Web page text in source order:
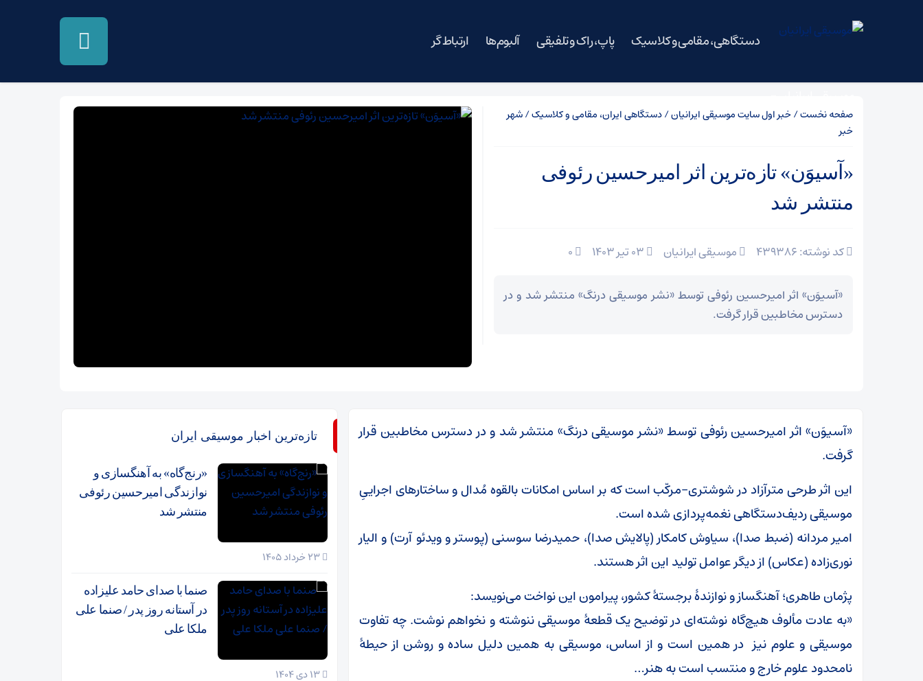
دستگاهی، مقامی و کلاسیک پاپ، راک و تلفیقی آلبوم‌ها ارتباط گر
صفحه نخست/خبر اول سایت موسیقی ایرانیان/دستگاهی ایران، مقامی و کلاسیک/شهر
خبر
«آسیوَن» تازه‌ترین اثر امیرحسین رئوفی
منتشر شد
کد نوشته: 439386 موسیقی ایرانیان ۰
«آسیوَن» اثر امیرحسین رئوفی توسط «نشر موسیقی درنگ» منتشر شد و در
دسترس مخاطبین قرار گرفت‌.
«آسیوَن» اثر امیرحسین رئوفی توسط «نشر موسیقی درنگ» منتشر شد و در دسترس مخاطبین قرار
گرفت‌.
این اثر طرحی مترآزاد در شوشتری-مرکّب است که بر اساس امکانات بالقوه مُدال و ساختارهای اجراییِ
موسیقی ردیف‌دستگاهی نغمه‌پردازی شده است.
امیر مردانه (ضبط صدا)، سیاوش کامکار (پالایش صدا)، حمیدرضا سوسنی (پوستر و ویدئو آرت) و الیار
نوری‌زاده (عکاس) از دیگر عوامل تولید این اثر هستند.
پژمان طاهری؛ آهنگساز و نوازندهٔ برجستهٔ کشور، پیرامون این نواخت می‌نویسد:
«به عادت مألوف هیچ‌گاه نوشته‌ای در توضیح یک قطعهٔ موسیقی ننوشته و نخواهم نوشت. چه تفاوت
موسیقی و علوم نیز در همین است و از اساس، موسیقی به همین دلیل ساده و روشن از حیطهٔ
نامحدود علوم خارج و منتسب است به هنر…
تازه‌ترین اخبار موسیقی ایران
«رنج‌گاه» به آهنگسازی و
نوازندگی امیرحسین رئوفی
منتشر شد
صنما با صدای حامد علیزاده
در آستانه روز پدر / صنما علی
ملکا علی